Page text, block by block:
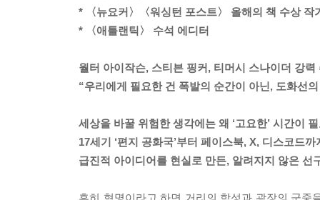
* 〈뉴요커〉〈워싱턴 포스트〉 올해의 책 수상 작
* 〈애틀랜틱〉 수석 에디터
월터 아이작슨, 스티븐 핑커, 티머시 스나이더 강력
“우리에게 필요한 건 폭발의 순간이 아닌, 도화선
세상을 바꿀 위험한 생각에는 왜 ‘고요한’ 시간이
17세기 ‘편지 공화국’부터 페이스북, X, 디스코드까
급진적 아이디어를 현실로 만든, 알려지지 않은 선
흔히 혁명이라고 하면 거리의 함성과 광장의 군